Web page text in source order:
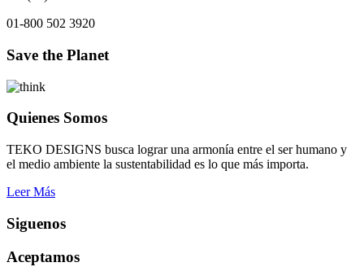
01-800 502 3920
Save the Planet
Quienes Somos
TEKO DESIGNS busca lograr una armonía entre el ser humano y
el medio ambiente la sustentabilidad es lo que más importa.
Leer Más
Siguenos
Aceptamos